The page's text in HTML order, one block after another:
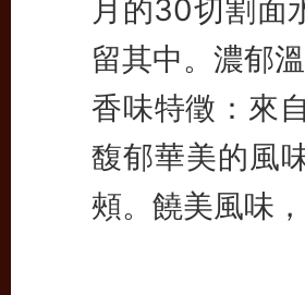
月的30切割面
留其中。濃郁
香味特徵：來
馥郁華美的風
頰。饒美風味